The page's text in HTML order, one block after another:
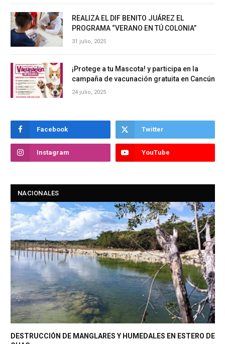
REALIZA EL DIF BENITO JUÁREZ EL
PROGRAMA “VERANO EN TÚ COLONIA”
31 julio, 2025
¡Protege a tu Mascota! y participa en la
campaña de vacunación gratuita en Cancún
24 julio, 2025
Facebook Twitter
Instagram YouTube
NACIONALES
DESTRUCCIÓN DE MANGLARES Y HUMEDALES EN ESTERO DE